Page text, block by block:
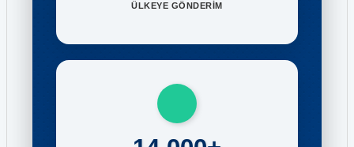
ÜLKEYE GÖNDERİM